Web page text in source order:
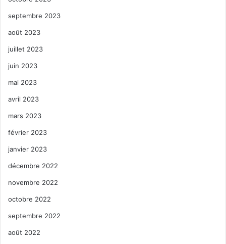
septembre 2023
août 2023
juillet 2023
juin 2023
mai 2023
avril 2023
mars 2023
février 2023
janvier 2023
décembre 2022
novembre 2022
octobre 2022
septembre 2022
août 2022